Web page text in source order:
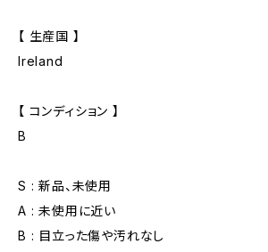
【 生産国 】
Ireland
【 コンディション 】
B
S : 新品、未使用
A : 未使用に近い
B : 目立った傷や汚れなし